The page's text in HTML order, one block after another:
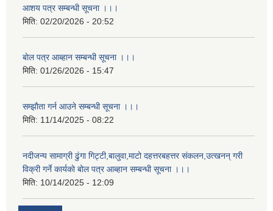
आशय पत्र सम्बन्धी सूचना ।।।
मिति: 02/20/2026 - 20:52
बाेल पत्र आब्हान सम्बन्धी सूचना ।।।
मिति: 01/26/2026 - 15:47
सम्झाैता गर्न आउने सम्बन्धी सूचना ।।।
मिति: 11/14/2025 - 08:22
नदीजन्य सामाग्री ढुंगा गिट्टी,बालुवा,माटो दहत्तरबहत्तर संकलन,उत्खनन् गरी
विक्री गर्ने कार्यकाे बोल पत्र आब्हान सम्बन्धी सूचना ।।।
मिति: 10/14/2025 - 12:09